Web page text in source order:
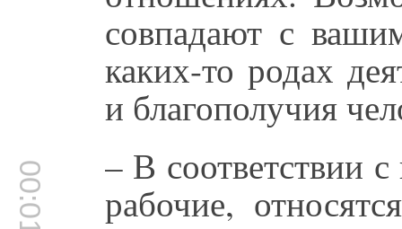
совпадают с
каких-то родах
и благополучия
– В соответствии
рабочие,